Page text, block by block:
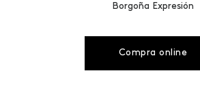
Borgoña Expresión
Compra online